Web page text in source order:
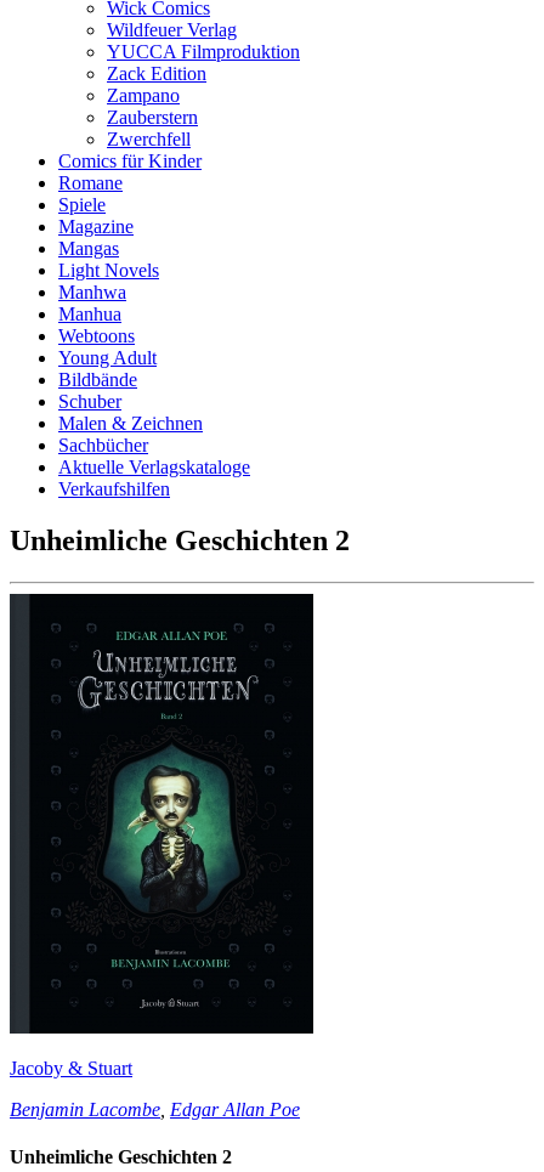
Wick Comics
Wildfeuer Verlag
YUCCA Filmproduktion
Zack Edition
Zampano
Zauberstern
Zwerchfell
Comics für Kinder
Romane
Spiele
Magazine
Mangas
Light Novels
Manhwa
Manhua
Webtoons
Young Adult
Bildbände
Schuber
Malen & Zeichnen
Sachbücher
Aktuelle Verlagskataloge
Verkaufshilfen
Unheimliche Geschichten 2
Jacoby & Stuart
Benjamin Lacombe Edgar Allan Poe
Unheimliche Geschichten 2